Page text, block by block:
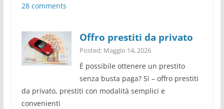
28 comments
Offro prestiti da privato
Posted: Maggio 14, 2026
È possibile ottenere un prestito
senza busta paga? Sì – offro prestiti
da privato, prestiti con modalità semplici e
convenienti